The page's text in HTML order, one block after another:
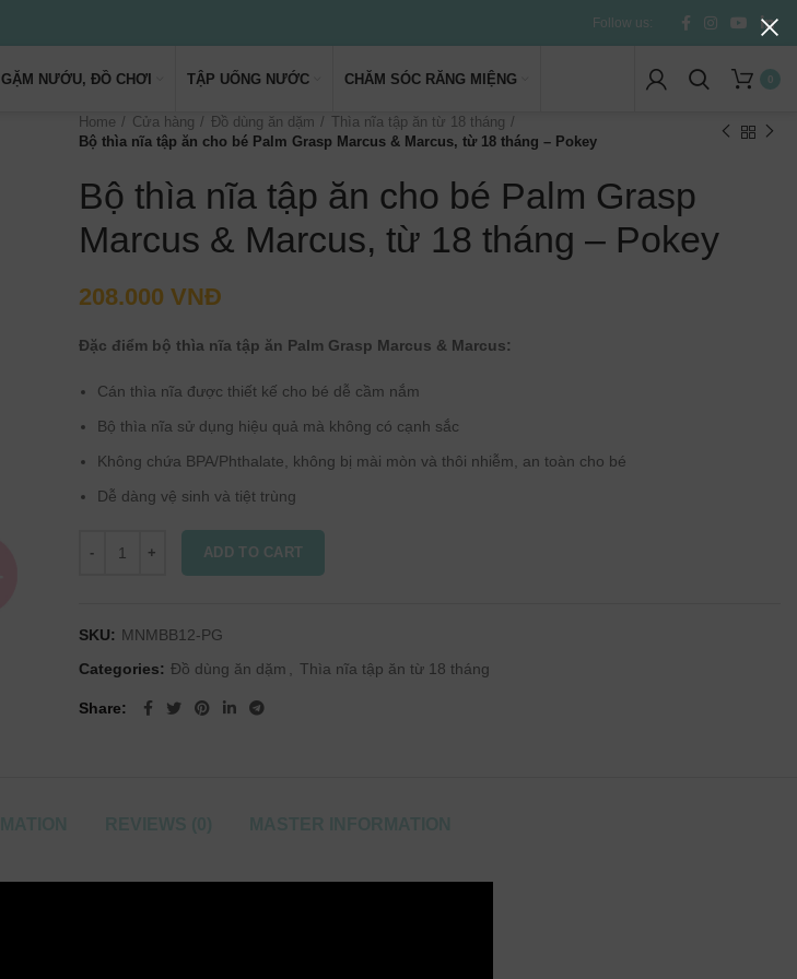
Follow us:
GẶM NƯỚU, ĐỒ CHƠI TẬP UỐNG NƯỚC CHĂM SÓC RĂNG MIỆNG 0
Home Cửa hàng Đồ dùng ăn dặm
Thìa nĩa tập ăn từ 18 tháng
Bộ thìa nĩa tập ăn cho bé Palm Grasp Marcus & Marcus, từ 18 tháng – Pokey
Bộ thìa nĩa tập ăn cho bé Palm Grasp
Marcus & Marcus, từ 18 tháng – Pokey
208.000 VNĐ
Đặc điểm bộ thìa nĩa tập ăn Palm Grasp Marcus & Marcus:
Cán thìa nĩa được thiết kế cho bé dễ cầm nắm
Bộ thìa nĩa sử dụng hiệu quả mà không có cạnh sắc
Không chứa BPA/Phthalate, không bị mài mòn và thôi nhiễm, an toàn cho bé
Dễ dàng vệ sinh và tiệt trùng
ADD TO CART
SKU: MNMBB12-PG
Categories: Đồ dùng ăn dặm Thìa nĩa tập ăn từ 18 tháng
Share